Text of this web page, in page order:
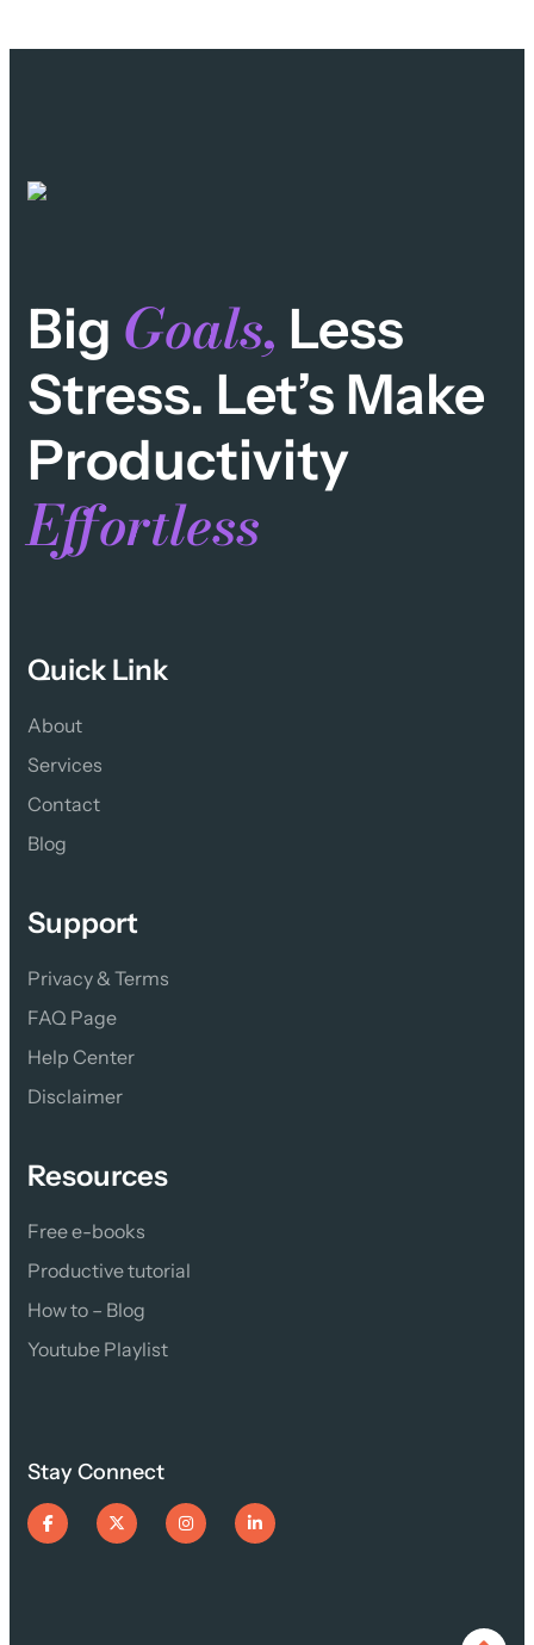
Big Goals, Less
Stress. Let’s Make
Productivity
Effortless
Quick Link
About
Services
Contact
Blog
Support
Privacy & Terms
FAQ Page
Help Center
Disclaimer
Resources
Free e-books
Productive tutorial
How to – Blog
Youtube Playlist
Stay Connect